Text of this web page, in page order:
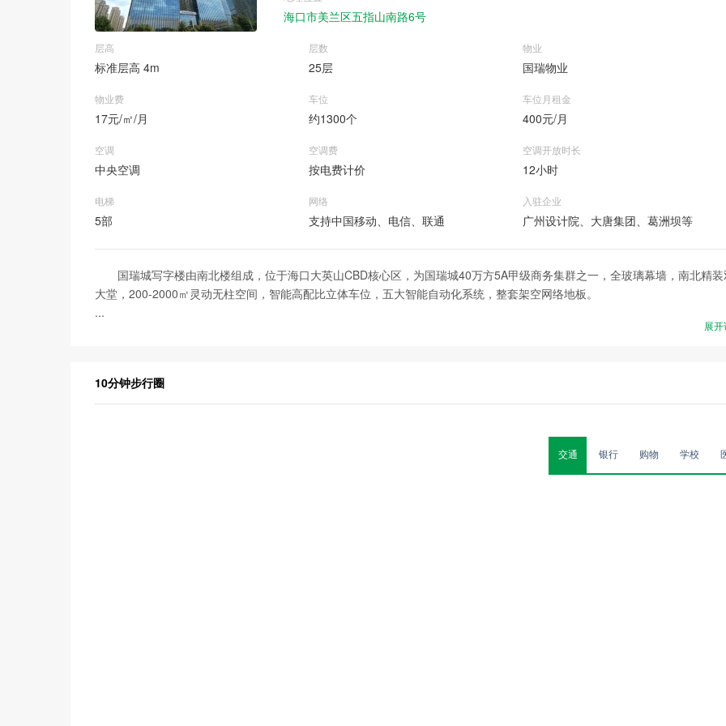
海口市美兰区五指山南路6号
层高
标准层高 4m
层数
25层
物业
国瑞物业
物业费
17元/㎡/月
车位
约1300个
车位月租金
400元/月
空调
中央空调
空调费
按电费计价
空调开放时长
12小时
电梯
5部
网络
支持中国移动、电信、联通
入驻企业
广州设计院、大唐集团、葛洲坝等
国瑞城写字楼由南北楼组成，位于海口大英山CBD核心区，为国瑞城40万方5A甲级商务集群之一，全玻璃幕墙，南北精
大堂，200-2000㎡灵动无柱空间，智能高配比立体车位，五大智能自动化系统，整套架空网络地板。
...
展
10分钟步行圈